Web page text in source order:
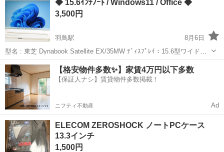
ルコア5、11世代の超高速機種です。 😸OSは「ChromeOS」ですので
ご確...
◆ 15.6ｲﾝﾁﾉｰﾄ / Windows11 / Office ◆
3,500円
羽鳥駅
8月6日
型名 : 東芝 Dynabook Satellite EX/35MW ﾃﾞｨｽﾌﾟﾚｲ：15.6型ワイド
TFTカラー液晶 (WXGA：1,366×768ドット) CPU：インテル®
Celeron Dual-...
茨城 石岡市 羽鳥駅 ノートパソコン
【格安物件多数✨】家賃4万円以下多数
【保証人ナシ】賃貸物件多数掲載！
ニフティ不動産 Ad
ELECOM ZEROSHOCK ノートPCケース
13.3インチ
1,500円